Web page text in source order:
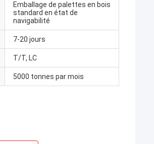
Emballage de palettes en bois
standard en état de
navigabilité
7-20 jours
T/T, LC
5000 tonnes par mois